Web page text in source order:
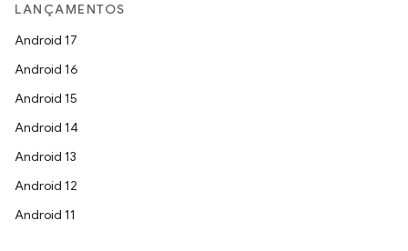
LANÇAMENTOS
Android 17
Android 16
Android 15
Android 14
Android 13
Android 12
Android 11